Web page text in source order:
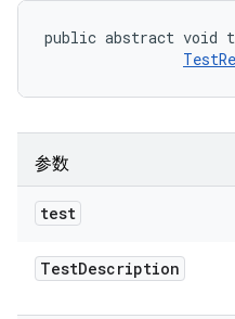
public abstract void
参数
test
TestDescription